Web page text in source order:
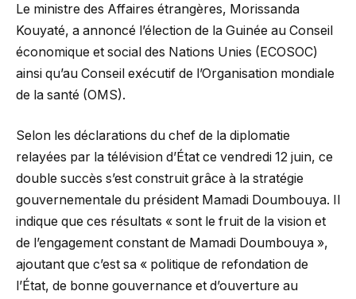
Le ministre des Affaires étrangères, Morissanda
Kouyaté, a annoncé l’élection de la Guinée au Conseil
économique et social des Nations Unies (ECOSOC)
ainsi qu’au Conseil exécutif de l’Organisation mondiale
de la santé (OMS).
Selon les déclarations du chef de la diplomatie
relayées par la télévision d’État ce vendredi 12 juin, ce
double succès s’est construit grâce à la stratégie
gouvernementale du président Mamadi Doumbouya. Il
indique que ces résultats « sont le fruit de la vision et
de l’engagement constant de Mamadi Doumbouya »,
ajoutant que c’est sa « politique de refondation de
l’État, de bonne gouvernance et d’ouverture au